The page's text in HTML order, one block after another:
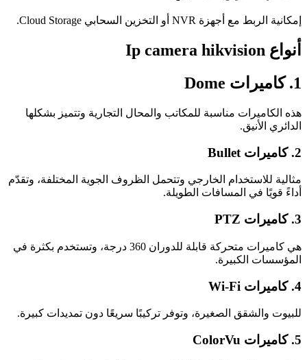
إمكانية الربط مع أجهزة NVR أو التخزين السحابي Cloud Storage.
أنواع Ip camera hikvision
1. كاميرات Dome
هذه الكاميرات مناسبة للمكاتب والمحال التجارية وتتميز بشكلها
الدائري الأنيق.
2. كاميرات Bullet
مثالية للاستخدام الخارجي وتتحمل الظروف الجوية المختلفة، وتقدّم
أداءً قويًا في المسافات الطويلة.
3. كاميرات PTZ
هي كاميرات متحركة قابلة للدوران 360 درجة، وتستخدم بكثرة في
المؤسسات الكبيرة.
4. كاميرات Wi-Fi
للبيوت والشقق الصغيرة، وتوفر تركيبًا سريعًا دون تمديدات كبيرة.
5. كاميرات ColorVu